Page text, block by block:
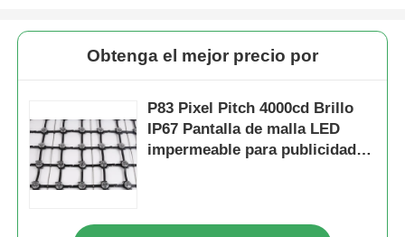
Obtenga el mejor precio por
P83 Pixel Pitch 4000cd Brillo
IP67 Pantalla de malla LED
impermeable para publicidad al